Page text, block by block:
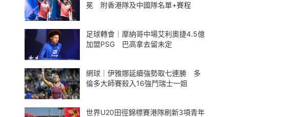
冕 附香港隊及中國隊名單+賽程
足球轉會｜摩納哥中場艾利奧捷4.5億
加盟PSG 巴高拿去留未定
網球｜伊雅娜延續強勢取七連勝 多
倫多大師賽殺入16強鬥瑞士一姐
世界U20田徑錦標賽港隊刷新3項青年